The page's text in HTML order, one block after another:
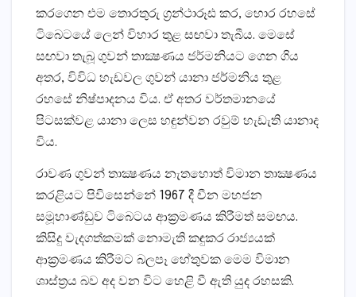
කරගෙන එම තොරතුරු ග‍්‍රන්ථාරූඪ කර, හොර රහසේ
ටිබෙටයේ ලෙන් විහාර තුළ සඟවා තැබීය. මෙසේ
සඟවා තැබූ ගුවන් තාක්‍ෂණය ජර්මනියට ගෙන ගිය
අතර, විවිධ හැඩවල ගුවන් යානා ජර්මනිය තුළ
රහසේ නිෂ්පාදනය විය. ඒ අතර වර්තමානයේ
පිටසක්වළ යානා ලෙස හඳුන්වන රවුම් හැඩැති යානාද
විය.
රාවණ ගුවන් තාක්‍ෂණය නැතහොත් විමාන තාක්‍ෂණය
කරළියට පිවිසෙන්නේ 1967 දී චීන මහජන
සමූහාණ්ඩුව ටිබෙටය ආක‍්‍රමණය කිරීමත් සමඟය.
කිසිදු වැදගත්කමක් නොමැති කඳුකර රාජ්‍යයක්
ආක‍්‍රමණය කිරීමට බලපෑ හේතුවක මෙම විමාන
ශාස්ත‍්‍රය බව අද වන විට හෙළි වී ඇති යුද රහසකි.